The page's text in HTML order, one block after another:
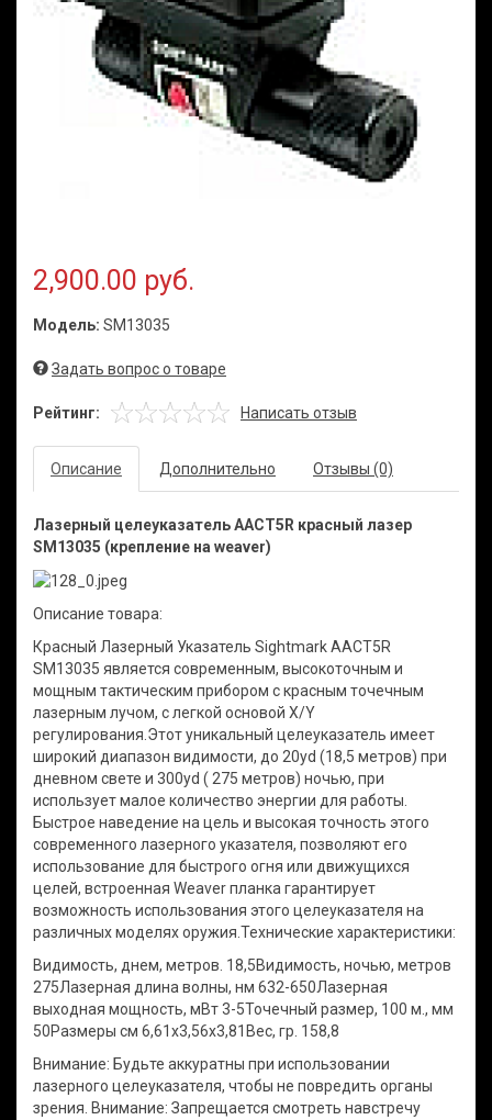
2,900.00 руб.
Модель: SM13035
Задать вопрос о товаре
Рейтинг: Написать отзыв
Описание Дополнительно Отзывы (0)
Лазерный целеуказатель AACT5R красный лазер
SM13035 (крепление на weaver)
Описание товара:
Красный Лазерный Указатель Sightmark AACT5R
SM13035 является современным, высокоточным и
мощным тактическим прибором с красным точечным
лазерным лучом, с легкой основой X/Y
регулирования.Этот уникальный целеуказатель имеет
широкий диапазон видимости, до 20yd (18,5 метров) при
дневном свете и 300yd ( 275 метров) ночью, при
использует малое количество энергии для работы.
Быстрое наведение на цель и высокая точность этого
современного лазерного указателя, позволяют его
использование для быстрого огня или движущихся
целей, встроенная Weaver планка гарантирует
возможность использования этого целеуказателя на
различных моделях оружия.Технические характеристики:
Видимость, днем, метров. 18,5Видимость, ночью, метров
275Лазерная длина волны, нм 632-650Лазерная
выходная мощность, мВт 3-5Точечный размер, 100 м., мм
50Размеры см 6,61х3,56х3,81Вес, гр. 158,8
Внимание: Будьте аккуратны при использовании
лазерного целеуказателя, чтобы не повредить органы
зрения. Внимание: Запрещается смотреть навстречу